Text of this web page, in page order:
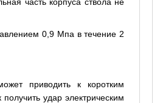
часть корпуса ствола не
0,9 Мпа в течение 2
приводить к коротким
удар электрическим